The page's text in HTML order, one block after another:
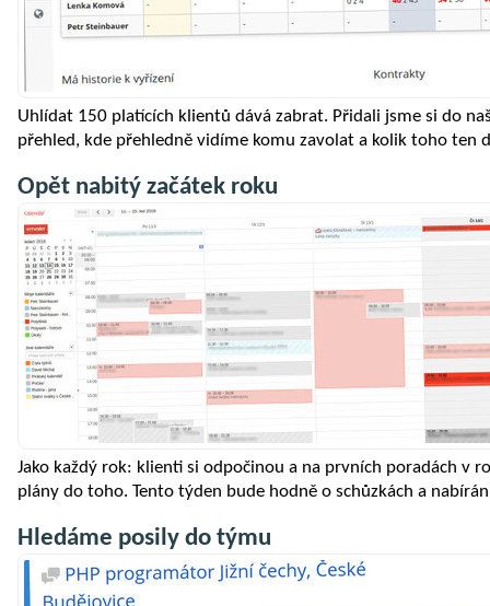
Uhlídat 150 platících klientů dává zabrat. Přidali jsme si do
přehled, kde přehledně vidíme komu zavolat a kolik toho ten
Opět nabitý začátek roku
Jako každý rok: klienti si odpočinou a na prvních poradách v
plány do toho. Tento týden bude hodně o schůzkách a
Hledáme posily do týmu